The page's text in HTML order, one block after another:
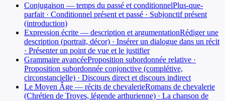
Conjugaison — temps du passé et conditionnelPlus-que-
parfait · Conditionnel présent et passé · Subjonctif présent
(introduction)
Expression écrite — description et argumentationRédiger une
description (portrait, décor) · Insérer un dialogue dans un récit
· Présenter un point de vue et le justifier
Grammaire avancéeProposition subordonnée relative ·
Proposition subordonnée conjonctive (complétive,
circonstancielle) · Discours direct et discours indirect
Le Moyen Âge — récits de chevalerieRomans de chevalerie
(Chrétien de Troyes, légende arthurienne) · La chanson de